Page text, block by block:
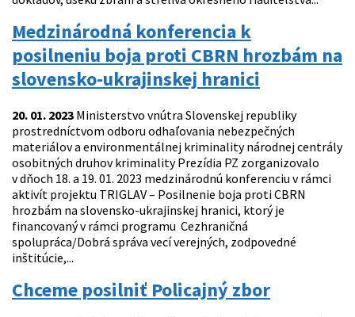
Medzinárodná konferencia k
posilneniu boja proti CBRN hrozbám na
slovensko-ukrajinskej hranici
20. 01. 2023 Ministerstvo vnútra Slovenskej republiky
prostredníctvom odboru odhaľovania nebezpečných
materiálov a environmentálnej kriminality národnej centrály
osobitných druhov kriminality Prezídia PZ zorganizovalo
v dňoch 18. a 19. 01. 2023 medzinárodnú konferenciu v rámci
aktivít projektu TRIGLAV – Posilnenie boja proti CBRN
hrozbám na slovensko-ukrajinskej hranici, ktorý je
financovaný v rámci programu Cezhraničná
spolupráca/Dobrá správa vecí verejných, zodpovedné
inštitúcie,...
Chceme posilniť Policajný zbor